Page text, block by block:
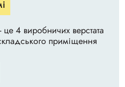
4 виробничих верстата
приміщення